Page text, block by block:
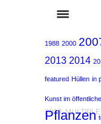
1988 2000
2013 2014
featured Hüllen in
Kunst im
Pflanzen
2009,MULTIPLE